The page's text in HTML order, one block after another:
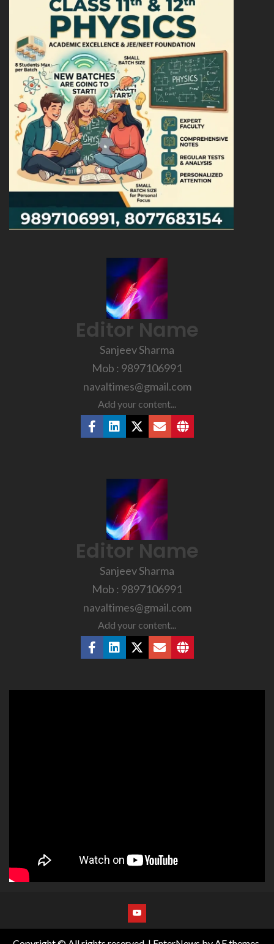
Editor Name
Sanjeev Sharma
Mob : 9897106991
navaltimes@gmail.com
Add your content...
Editor Name
Sanjeev Sharma
Mob : 9897106991
navaltimes@gmail.com
Add your content...